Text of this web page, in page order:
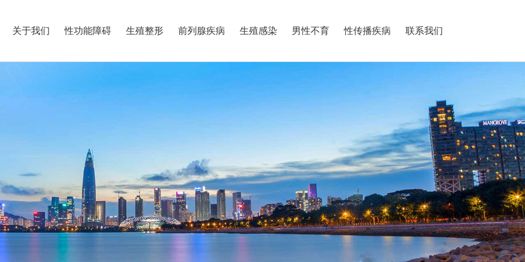
关于我们 性功能障碍 生殖整形 前列腺疾病 生殖感染 男性不育 性传播疾病 联系我们